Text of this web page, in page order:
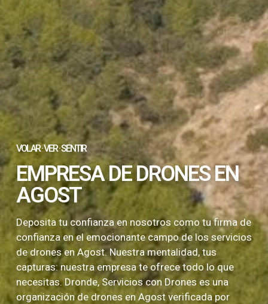
VOLAR · VER · SENTIR
EMPRESA DE DRONES EN
AGOST
Deposita tu confianza en nosotros como tu firma de
confianza en el emocionante campo de los servicios
de drones en Agost. Nuestra mentalidad, tus
capturas: nuestra empresa te ofrece todo lo que
necesitas. Dronde, Servicios con Drones es una
organización de drones en Agost verificada por